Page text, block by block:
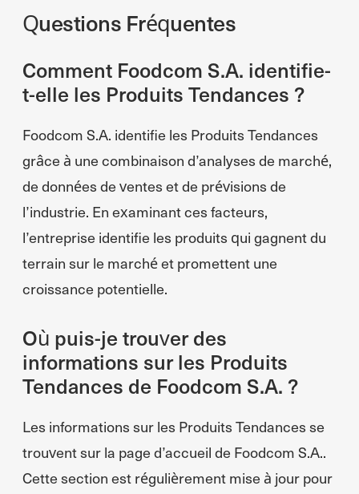
Questions Fréquentes
Comment Foodcom S.A. identifie-
t-elle les Produits Tendances ?
Foodcom S.A. identifie les Produits Tendances
grâce à une combinaison d’analyses de marché,
de données de ventes et de prévisions de
l’industrie. En examinant ces facteurs,
l’entreprise identifie les produits qui gagnent du
terrain sur le marché et promettent une
croissance potentielle.
Où puis-je trouver des
informations sur les Produits
Tendances de Foodcom S.A. ?
Les informations sur les Produits Tendances se
trouvent sur la page d’accueil de Foodcom S.A..
Cette section est régulièrement mise à jour pour